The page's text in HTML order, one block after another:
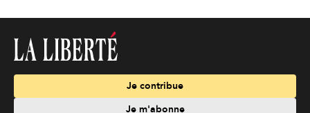
Je contribue
Je m'abonne